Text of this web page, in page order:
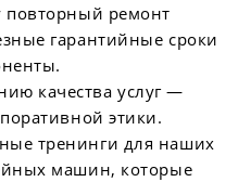
повторный ремонт
гарантийные сроки
качества услуг —
этики.
тренинги для наших
машин, которые